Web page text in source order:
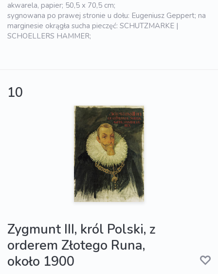
akwarela, papier; 50,5 x 70,5 cm;
sygnowana po prawej stronie u dołu: Eugeniusz Geppert; na
marginesie okrągła sucha pieczęć: SCHUTZMARKE |
SCHOELLERS HAMMER;
10
Zygmunt III, król Polski, z
orderem Złotego Runa,
około 1900